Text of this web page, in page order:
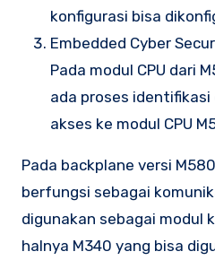
konfigurasi bisa
Embedded Cyber
Pada modul CPU dari
ada proses
akses ke modul CPU
Pada backplane versi
berfungsi sebagai
digunakan sebagai modul
halnya M340 yang bisa